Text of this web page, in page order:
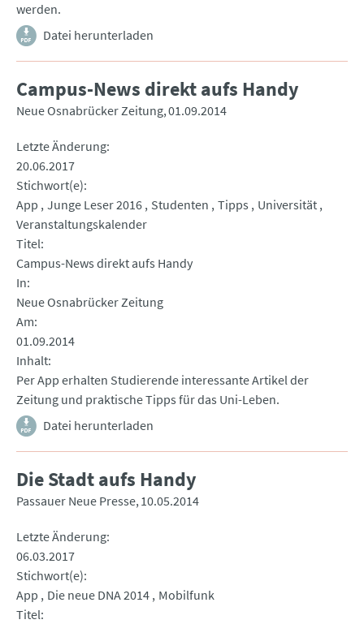
werden.
Datei herunterladen
Campus-News direkt aufs Handy
Neue Osnabrücker Zeitung 01.09.2014
Letzte Änderung
20.06.2017
Stichwort(e)
App Junge Leser 2016 Studenten Tipps
Universität
Veranstaltungskalender
Titel
Campus-News direkt aufs Handy
In
Neue Osnabrücker Zeitung
Am
01.09.2014
Inhalt
Per App erhalten Studierende interessante Artikel der
Zeitung und praktische Tipps für das Uni-Leben.
Datei herunterladen
Die Stadt aufs Handy
Passauer Neue Presse 10.05.2014
Letzte Änderung
06.03.2017
Stichwort(e)
App
Die neue DNA 2014 Mobilfunk
Titel